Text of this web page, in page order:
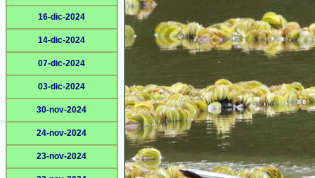
16-dic-2024
14-dic-2024
07-dic-2024
03-dic-2024
30-nov-2024
24-nov-2024
23-nov-2024